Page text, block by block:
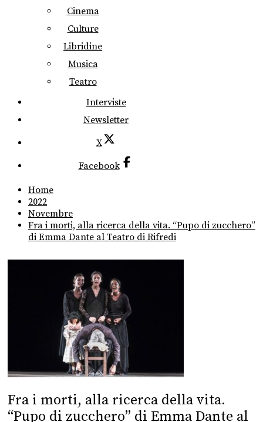
Cinema
Culture
Libridine
Musica
Teatro
Interviste
Newsletter
X
Facebook
Home
2022
Novembre
Fra i morti, alla ricerca della vita. “Pupo di zucchero”
di Emma Dante al Teatro di Rifredi
Fra i morti, alla ricerca della vita.
“Pupo di zucchero” di Emma Dante al